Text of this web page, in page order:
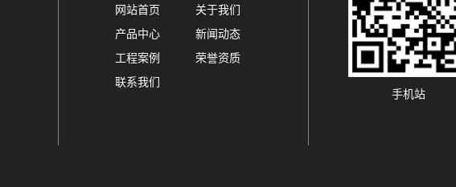
网站首页
关于我们
产品中心
新闻动态
工程案例
荣誉资质
联系我们
手机站